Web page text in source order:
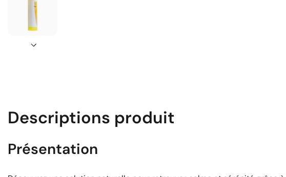
Descriptions produit
Présentation